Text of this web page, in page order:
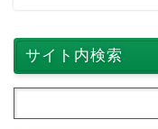
サイト内検索